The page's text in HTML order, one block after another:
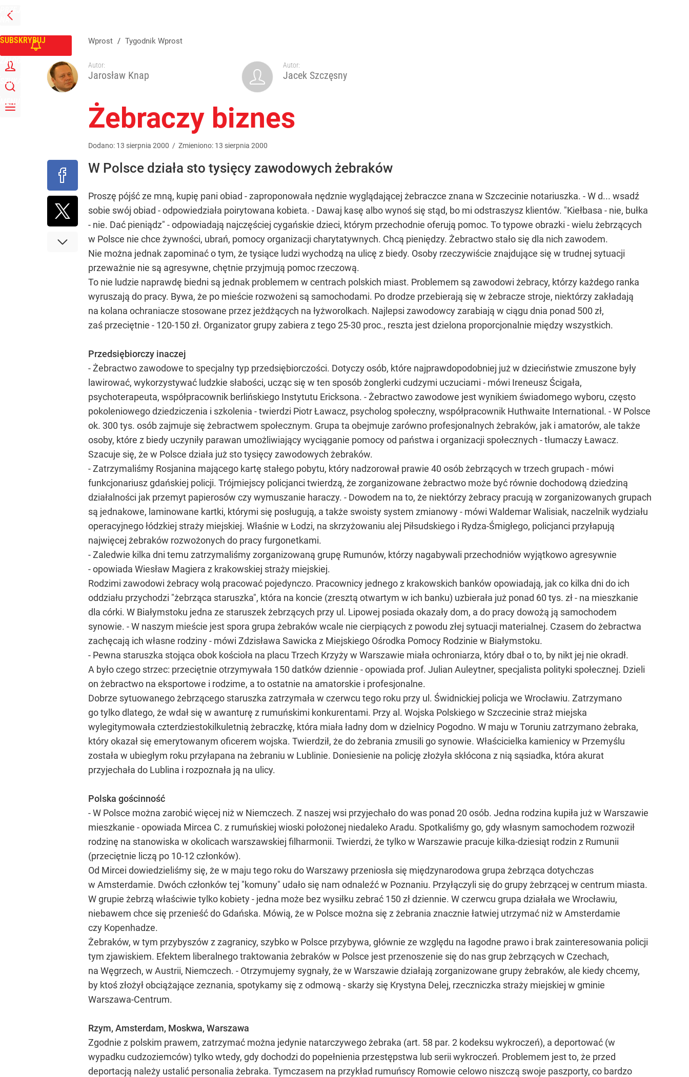
PRZEJDŹ
NA
GŁÓWNĄ
SUBSKRYBUJ
ZALOGUJ
SZUKAJ
MENU
Wprost / Tygodnik Wprost
Autor:
Jarosław Knap
Autor:
Jacek Szczęsny
Żebraczy biznes
Dodano: 13 sierpnia 2000 / Zmieniono: 13 sierpnia 2000
W Polsce działa sto tysięcy zawodowych żebraków
Proszę pójść ze mną, kupię pani obiad - zaproponowała nędznie wyglądającej żebraczce znana w Szczecinie notariuszka. - W d... wsadź
sobie swój obiad - odpowiedziała poirytowana kobieta. - Dawaj kasę albo wynoś się stąd, bo mi odstraszysz klientów. "Kiełbasa - nie, bułka
- nie. Dać pieniądz" - odpowiadają najczęściej cygańskie dzieci, którym przechodnie oferują pomoc. To typowe obrazki - wielu żebrzących
w Polsce nie chce żywności, ubrań, pomocy organizacji charytatywnych. Chcą pieniędzy. Żebractwo stało się dla nich zawodem.
Nie można jednak zapominać o tym, że tysiące ludzi wychodzą na ulicę z biedy. Osoby rzeczywiście znajdujące się w trudnej sytuacji
przeważnie nie są agresywne, chętnie przyjmują pomoc rzeczową.
To nie ludzie naprawdę biedni są jednak problemem w centrach polskich miast. Problemem są zawodowi żebracy, którzy każdego ranka
wyruszają do pracy. Bywa, że po mieście rozwożeni są samochodami. Po drodze przebierają się w żebracze stroje, niektórzy zakładają
na kolana ochraniacze stosowane przez jeżdżących na łyżworolkach. Najlepsi zawodowcy zarabiają w ciągu dnia ponad 500 zł,
zaś przeciętnie - 120-150 zł. Organizator grupy zabiera z tego 25-30 proc., reszta jest dzielona proporcjonalnie między wszystkich.
Przedsiębiorczy inaczej
- Żebractwo zawodowe to specjalny typ przedsiębiorczości. Dotyczy osób, które najprawdopodobniej już w dzieciństwie zmuszone były
lawirować, wykorzystywać ludzkie słabości, ucząc się w ten sposób żonglerki cudzymi uczuciami - mówi Ireneusz Ścigała,
psychoterapeuta, współpracownik berlińskiego Instytutu Ericksona. - Żebractwo zawodowe jest wynikiem świadomego wyboru, często
pokoleniowego dziedziczenia i szkolenia - twierdzi Piotr Ławacz, psycholog społeczny, współpracownik Huthwaite International. - W Polsce
ok. 300 tys. osób zajmuje się żebractwem społecznym. Grupa ta obejmuje zarówno profesjonalnych żebraków, jak i amatorów, ale także
osoby, które z biedy uczyniły parawan umożliwiający wyciąganie pomocy od państwa i organizacji społecznych - tłumaczy Ławacz.
Szacuje się, że w Polsce działa już sto tysięcy zawodowych żebraków.
- Zatrzymaliśmy Rosjanina mającego kartę stałego pobytu, który nadzorował prawie 40 osób żebrzących w trzech grupach - mówi
funkcjonariusz gdańskiej policji. Trójmiejscy policjanci twierdzą, że zorganizowane żebractwo może być równie dochodową dziedziną
działalności jak przemyt papierosów czy wymuszanie haraczy. - Dowodem na to, że niektórzy żebracy pracują w zorganizowanych grupach
są jednakowe, laminowane kartki, którymi się posługują, a także swoisty system zmianowy - mówi Waldemar Walisiak, naczelnik wydziału
operacyjnego łódzkiej straży miejskiej. Właśnie w Łodzi, na skrzyżowaniu alej Piłsudskiego i Rydza-Śmigłego, policjanci przyłapują
najwięcej żebraków rozwożonych do pracy furgonetkami.
- Zaledwie kilka dni temu zatrzymaliśmy zorganizowaną grupę Rumunów, którzy nagabywali przechodniów wyjątkowo agresywnie
- opowiada Wiesław Magiera z krakowskiej straży miejskiej.
Rodzimi zawodowi żebracy wolą pracować pojedynczo. Pracownicy jednego z krakowskich banków opowiadają, jak co kilka dni do ich
oddziału przychodzi "żebrząca staruszka", która na koncie (zresztą otwartym w ich banku) uzbierała już ponad 60 tys. zł - na mieszkanie
dla córki. W Białymstoku jedna ze staruszek żebrzących przy ul. Lipowej posiada okazały dom, a do pracy dowożą ją samochodem
synowie. - W naszym mieście jest spora grupa żebraków wcale nie cierpiących z powodu złej sytuacji materialnej. Czasem do żebractwa
zachęcają ich własne rodziny - mówi Zdzisława Sawicka z Miejskiego Ośrodka Pomocy Rodzinie w Białymstoku.
- Pewna staruszka stojąca obok kościoła na placu Trzech Krzyży w Warszawie miała ochroniarza, który dbał o to, by nikt jej nie okradł.
A było czego strzec: przeciętnie otrzymywała 150 datków dziennie - opowiada prof. Julian Auleytner, specjalista polityki społecznej. Dzieli
on żebractwo na eksportowe i rodzime, a to ostatnie na amatorskie i profesjonalne.
Dobrze sytuowanego żebrzącego staruszka zatrzymała w czerwcu tego roku przy ul. Świdnickiej policja we Wrocławiu. Zatrzymano
go tylko dlatego, że wdał się w awanturę z rumuńskimi konkurentami. Przy al. Wojska Polskiego w Szczecinie straż miejska
wylegitymowała czterdziestokilkuletnią żebraczkę, która miała ładny dom w dzielnicy Pogodno. W maju w Toruniu zatrzymano żebraka,
który okazał się emerytowanym oficerem wojska. Twierdził, że do żebrania zmusili go synowie. Właścicielka kamienicy w Przemyślu
została w ubiegłym roku przyłapana na żebraniu w Lublinie. Doniesienie na policję złożyła skłócona z nią sąsiadka, która akurat
przyjechała do Lublina i rozpoznała ją na ulicy.
Polska gościnność
- W Polsce można zarobić więcej niż w Niemczech. Z naszej wsi przyjechało do was ponad 20 osób. Jedna rodzina kupiła już w Warszawie
mieszkanie - opowiada Mircea C. z rumuńskiej wioski położonej niedaleko Aradu. Spotkaliśmy go, gdy własnym samochodem rozwoził
rodzinę na stanowiska w okolicach warszawskiej filharmonii. Twierdzi, że tylko w Warszawie pracuje kilka-dziesiąt rodzin z Rumunii
(przeciętnie liczą po 10-12 członków).
Od Mircei dowiedzieliśmy się, że w maju tego roku do Warszawy przeniosła się międzynarodowa grupa żebrząca dotychczas
w Amsterdamie. Dwóch członków tej "komuny" udało się nam odnaleźć w Poznaniu. Przyłączyli się do grupy żebrzącej w centrum miasta.
W grupie żebrzą właściwie tylko kobiety - jedna może bez wysiłku zebrać 150 zł dziennie. W czerwcu grupa działała we Wrocławiu,
niebawem chce się przenieść do Gdańska. Mówią, że w Polsce można się z żebrania znacznie łatwiej utrzymać niż w Amsterdamie
czy Kopenhadze.
Żebraków, w tym przybyszów z zagranicy, szybko w Polsce przybywa, głównie ze względu na łagodne prawo i brak zainteresowania policji
tym zjawiskiem. Efektem liberalnego traktowania żebraków w Polsce jest przenoszenie się do nas grup żebrzących w Czechach,
na Węgrzech, w Austrii, Niemczech. - Otrzymujemy sygnały, że w Warszawie działają zorganizowane grupy żebraków, ale kiedy chcemy,
by ktoś złożył obciążające zeznania, spotykamy się z odmową - skarży się Krystyna Delej, rzeczniczka straży miejskiej w gminie
Warszawa-Centrum.
Rzym, Amsterdam, Moskwa, Warszawa
Zgodnie z polskim prawem, zatrzymać można jedynie natarczywego żebraka (art. 58 par. 2 kodeksu wykroczeń), a deportować (w
wypadku cudzoziemców) tylko wtedy, gdy dochodzi do popełnienia przestępstwa lub serii wykroczeń. Problemem jest to, że przed
deportacją należy ustalić personalia żebraka. Tymczasem na przykład rumuńscy Romowie celowo niszczą swoje paszporty, co bardzo